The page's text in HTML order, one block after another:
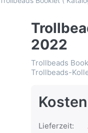
2022
Trollbeads
Trollbeads-
Lieferzeit: